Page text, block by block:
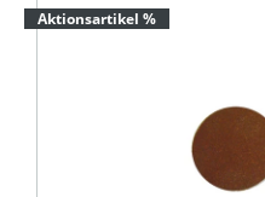
Aktionsartikel %